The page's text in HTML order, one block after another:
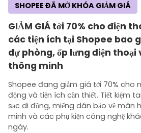
GIẢM GIÁ tới 70% cho điện
các tiện ích tại Shopee bao
dự phòng, ốp lưng điện thoại
thông minh
Shopee đang giảm giá tới 70% cho
động và tiện ích cần thiết. Tiết kiệm
sạc di động, miếng dán bảo vệ màn
minh và các phụ kiện công nghệ
ngày.
SHOPEE ĐÃ MỞ KHÓA GIẢM GIÁ